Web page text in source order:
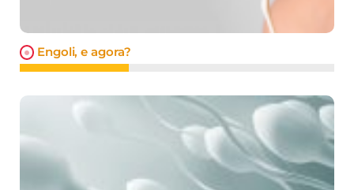
Engoli, e agora?